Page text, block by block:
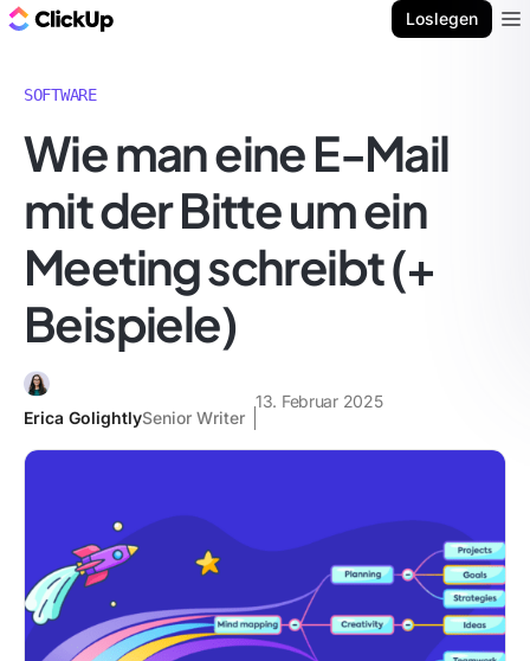
Loslegen
SOFTWARE
Wie man eine E-Mail
mit der Bitte um ein
Meeting schreibt (+
Beispiele)
Erica GolightlySenior Writer
13. Februar 2025